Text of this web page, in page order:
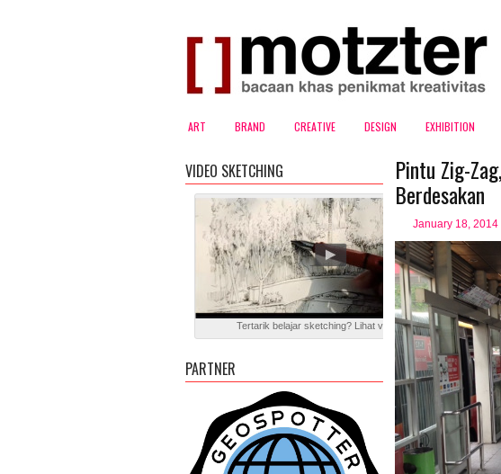
ART BRAND CREATIVE DESIGN EXHIBITION
Pintu Zig-
Berdesakan
January 18, 2014
VIDEO SKETCHING
Tertarik belajar sketching? Lihat video blog ini
PARTNER